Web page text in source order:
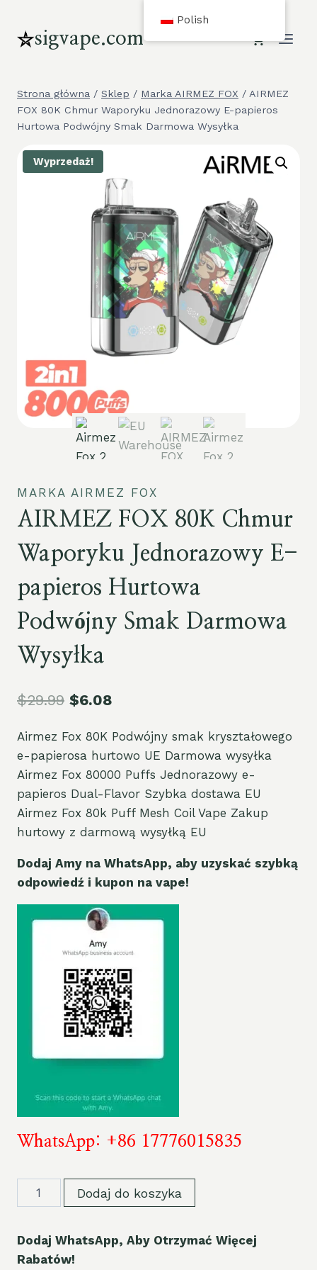
treści sigvape.com
Strona główna / Sklep / Marka AIRMEZ FOX / AIRMEZ
FOX 80K Chmur Waporyku Jednorazowy E-papieros
Hurtowa Podwójny Smak Darmowa Wysyłka
Wyprzedaż!
MARKA AIRMEZ FOX
AIRMEZ FOX 80K Chmur
Waporyku Jednorazowy E-
papieros Hurtowa
Podwójny Smak Darmowa
Wysyłka
$29.99 $6.08
Airmez Fox 80K Podwójny smak kryształowego
e-papierosa hurtowo UE Darmowa wysyłka
Airmez Fox 80000 Puffs Jednorazowy e-
papieros Dual-Flavor Szybka dostawa EU
Airmez Fox 80k Puff Mesh Coil Vape Zakup
hurtowy z darmową wysyłką EU
Dodaj Amy na WhatsApp, aby uzyskać szybką
odpowiedź i kupon na vape!
WhatsApp: +86 17776015835
AIRMEZ
FOX
Puffs
Disposable
Dodaj do koszyka
Dodaj WhatsApp, Aby Otrzymać Więcej
Rabatów!
Polish